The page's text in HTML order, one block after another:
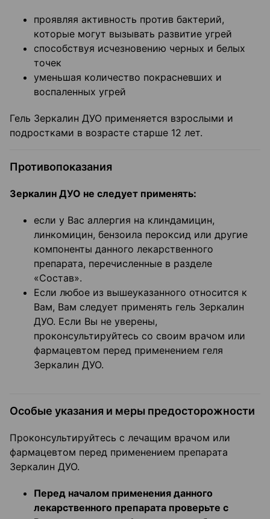
проявляя активность против бактерий,
которые могут вызывать развитие угрей
способствуя исчезновению черных и белых
точек
уменьшая количество покрасневших и
воспаленных угрей
Гель Зеркалин ДУО применяется взрослыми и
подростками в возрасте старше 12 лет.
Противопоказания
Зеркалин ДУО не следует применять:
если у Вас аллергия на клиндамицин,
линкомицин, бензоила пероксид или другие
компоненты данного лекарственного
препарата, перечисленные в разделе
«Состав».
Если любое из вышеуказанного относится к
Вам, Вам следует применять гель Зеркалин
ДУО. Если Вы не уверены,
проконсультируйтесь со своим врачом или
фармацевтом перед применением геля
Зеркалин ДУО.
Особые указания и меры предосторожности
Проконсультируйтесь с лечащим врачом или
фармацевтом перед применением препарата
Зеркалин ДУО.
Перед началом применения данного
лекарственного препарата проверьте с